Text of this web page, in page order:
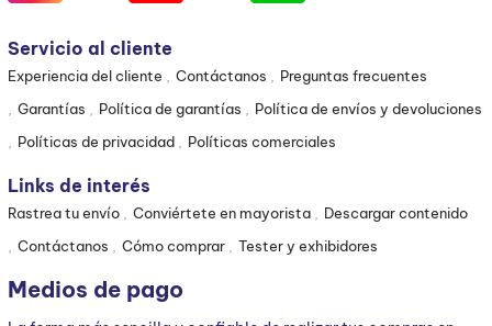
Servicio al cliente
Experiencia del cliente Contáctanos
Preguntas frecuentes
Garantías
Política de garantías
Política de envíos y devoluciones
Políticas de privacidad
Políticas comerciales
Links de interés
Rastrea tu envío Conviértete en mayorista
Descargar contenido
Contáctanos
Cómo comprar Tester y exhibidores
Medios de pago